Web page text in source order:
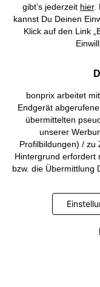
gibt’s jederzeit hier.
kannst Du Deinen
Klick auf den Link
bonprix arbeitet
Endgerät
übermittelten
unserer
Profilbildungen) / zu
Hintergrund erfordert
bzw. die Übermittlung
Einwilligung. Die
Deine
auf den in dem
„OK” klickst. Bei